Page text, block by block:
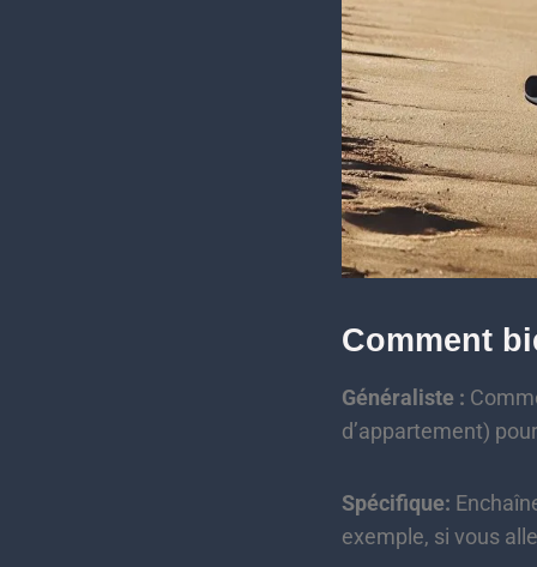
Comment
Généraliste :
d’appartement)
Spécifique:
exemple, si vous